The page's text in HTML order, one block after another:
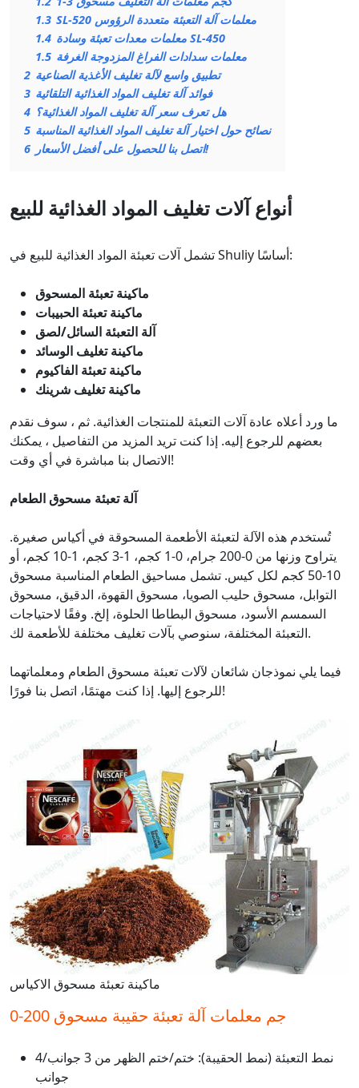
1.3
SL-520 معلمات آلة التعبئة متعددة الرؤوس
1.4
معلمات معدات تعبئة وسادة SL-450
1.5 معلمات سدادات الفراغ المزدوجة الغرفة
2 تطبيق واسع لآلة تغليف الأغذية الصناعية
3 فوائد آلة تغليف المواد الغذائية التلقائية
4 هل تعرف سعر آلة تغليف المواد الغذائية؟
5 نصائح حول اختيار آلة تغليف المواد الغذائية المناسبة
6
اتصل بنا للحصول على أفضل الأسعار!
أنواع آلات تغليف المواد الغذائية للبيع
تشمل آلات تعبئة المواد الغذائية للبيع في Shuliy أساسًا:
ماكينة تعبئة المسحوق
ماكينة تعبئة الحبيبات
آلة التعبئة السائل/لصق
ماكينة تغليف الوسائد
ماكينة تعبئة الفاكيوم
ماكينة تغليف شرينك
ما ورد أعلاه عادة آلات التعبئة للمنتجات الغذائية. ثم ، سوف نقدم
بعضهم للرجوع إليه. إذا كنت تريد المزيد من التفاصيل ، يمكنك
الاتصال بنا مباشرة في أي وقت!
آلة تعبئة مسحوق الطعام
تُستخدم هذه الآلة لتعبئة الأطعمة المسحوقة في أكياس صغيرة.
يتراوح وزنها من 0-200 جرام، 0-1 كجم، 1-3 كجم، 1-10 كجم، أو
10-50 كجم لكل كيس. تشمل مساحيق الطعام المناسبة مسحوق
التوابل، مسحوق حليب الصويا، مسحوق القهوة، الدقيق، مسحوق
السمسم الأسود، مسحوق البطاطا الحلوة، إلخ. وفقًا لاحتياجات
التعبئة المختلفة، سنوصي بآلات تغليف مختلفة للأطعمة لك.
فيما يلي نموذجان شائعان لآلات تعبئة مسحوق الطعام ومعلماتهما
للرجوع إليها. إذا كنت مهتمًا، اتصل بنا فورًا!
ماكينة تعبئة مسحوق الاكياس
0-200 جم معلمات آلة تعبئة حقيبة مسحوق
نمط التعبئة (نمط الحقيبة): ختم/ختم الظهر من 3 جوانب/4
جوانب